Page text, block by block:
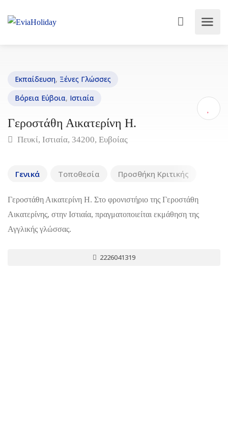
Εκπαίδευση, Ξένες Γλώσσες
Βόρεια Εύβοια, Ιστιαία
Γεροστάθη Αικατερίνη Η.
Πευκί, Ιστιαία, 34200, Ευβοίας
Γενικά Τοποθεσία Προσθήκη Κριτικής
Γεροστάθη Αικατερίνη Η. Στο φρονιστήριο της Γεροστάθη
Αικατερίνης, στην Ιστιαία, πραγματοποιείται εκμάθηση της
Αγγλικής γλώσσας.
2226041319